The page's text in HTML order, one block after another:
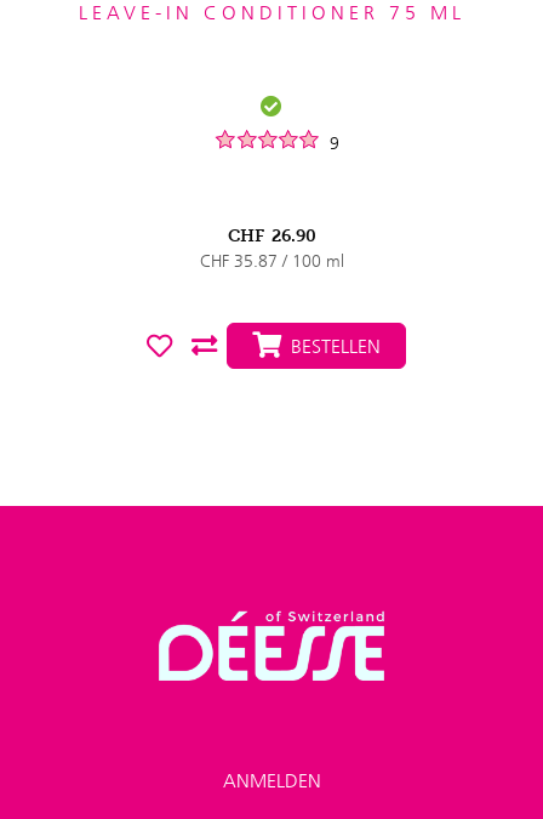
LEAVE-IN CONDITIONER 75 ML
9
CHF 26.90
CHF 35.87 / 100 ml
BESTELLEN
ANMELDEN